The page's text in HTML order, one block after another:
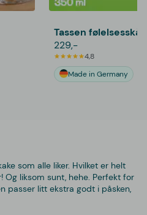
Tassen
229,-
4,8
Made in Germany
som alle liker. Hvilket er helt
Og liksom sunt, hehe. Perfekt for
passer litt ekstra godt i påsken,